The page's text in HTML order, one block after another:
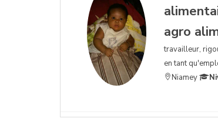
agro
travailleur,
en tant
Niamey